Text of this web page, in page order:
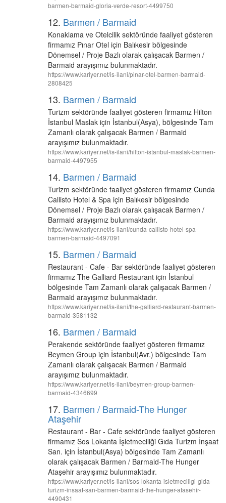
barmen-barmaid-gloria-verde-resort-4499750
12. Barmen / Barmaid
Konaklama ve Otelcilik sektöründe faaliyet gösteren
firmamız Pınar Otel için Balıkesir bölgesinde
Dönemsel / Proje Bazlı olarak çalışacak Barmen /
Barmaid arayışımız bulunmaktadır.
https://www.kariyer.net/is-ilani/pinar-otel-barmen-barmaid-
2808425
13. Barmen / Barmaid
Turizm sektöründe faaliyet gösteren firmamız Hilton
İstanbul Maslak için İstanbul(Asya), bölgesinde Tam
Zamanlı olarak çalışacak Barmen / Barmaid
arayışımız bulunmaktadır.
https://www.kariyer.net/is-ilani/hilton-istanbul-maslak-barmen-
barmaid-4497955
14. Barmen / Barmaid
Turizm sektöründe faaliyet gösteren firmamız Cunda
Callisto Hotel & Spa için Balıkesir bölgesinde
Dönemsel / Proje Bazlı olarak çalışacak Barmen /
Barmaid arayışımız bulunmaktadır.
https://www.kariyer.net/is-ilani/cunda-callisto-hotel-spa-
barmen-barmaid-4497091
15. Barmen / Barmaid
Restaurant - Cafe - Bar sektöründe faaliyet gösteren
firmamız The Galliard Restaurant için İstanbul
bölgesinde Tam Zamanlı olarak çalışacak Barmen /
Barmaid arayışımız bulunmaktadır.
https://www.kariyer.net/is-ilani/the-galliard-restaurant-barmen-
barmaid-3581132
16. Barmen / Barmaid
Perakende sektöründe faaliyet gösteren firmamız
Beymen Group için İstanbul(Avr.) bölgesinde Tam
Zamanlı olarak çalışacak Barmen / Barmaid
arayışımız bulunmaktadır.
https://www.kariyer.net/is-ilani/beymen-group-barmen-
barmaid-4346699
17. Barmen / Barmaid-The Hunger
Ataşehir
Restaurant - Bar - Cafe sektöründe faaliyet gösteren
firmamız Sos Lokanta İşletmeciliği Gıda Turizm İnşaat
San. için İstanbul(Asya) bölgesinde Tam Zamanlı
olarak çalışacak Barmen / Barmaid-The Hunger
Ataşehir arayışımız bulunmaktadır.
https://www.kariyer.net/is-ilani/sos-lokanta-isletmeciligi-gida-
turizm-insaat-san-barmen-barmaid-the-hunger-atasehir-
4490431